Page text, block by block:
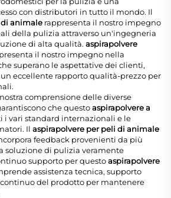
con distributori in tutto il mondo. Il
di animale rappresenta il nostro impegno
della pulizia attraverso un'ingegneria
di alta qualità. aspirapolvere
il nostro impegno nella
superano le aspettative dei clienti,
eccellente rapporto qualità-prezzo per
comprensione delle diverse
che questoaspirapolvere a
i vari standard internazionali e le
Il aspirapolvere per peli di animale
feedback provenienti da più
soluzione di pulizia veramente
supporto per questoaspirapolvere
assistenza tecnica, supporto
del prodotto per mantenere